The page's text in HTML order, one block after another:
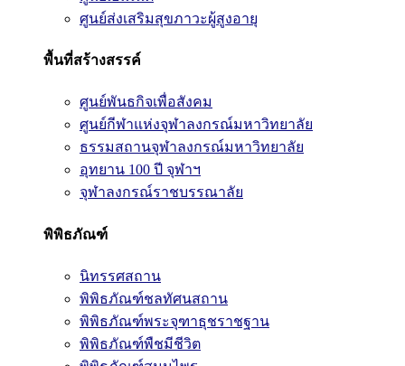
ศูนย์ส่งเสริมสุขภาวะผู้สูงอายุ
พื้นที่สร้างสรรค์
ศูนย์พันธกิจเพื่อสังคม
ศูนย์กีฬาแห่งจุฬาลงกรณ์มหาวิทยาลัย
ธรรมสถานจุฬาลงกรณ์มหาวิทยาลัย
อุทยาน 100 ปี จุฬาฯ
จุฬาลงกรณ์ราชบรรณาลัย
พิพิธภัณฑ์
นิทรรศสถาน
พิพิธภัณฑ์ชลทัศนสถาน
พิพิธภัณฑ์พระจุฑาธุชราชฐาน
พิพิธภัณฑ์พืชมีชีวิต